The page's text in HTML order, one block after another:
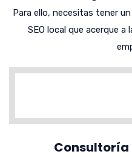
Para ello, necesitas tener
SEO local que acerque
Consultoría